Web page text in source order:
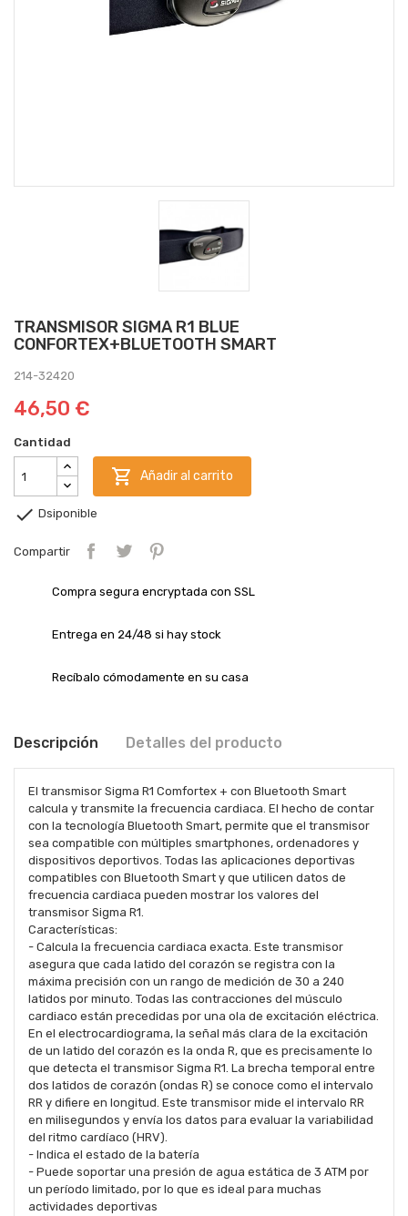
TRANSMISOR SIGMA R1 BLUE
CONFORTEX+BLUETOOTH SMART
214-32420
46,50 €
Cantidad
 Añadir al carrito
 Dsiponible
Compartir
Compra segura encryptada con SSL
Entrega en 24/48 si hay stock
Recíbalo cómodamente en su casa
Descripción Detalles del producto
El transmisor Sigma R1 Comfortex + con Bluetooth Smart
calcula y transmite la frecuencia cardiaca. El hecho de contar
con la tecnología Bluetooth Smart, permite que el transmisor
sea compatible con múltiples smartphones, ordenadores y
dispositivos deportivos. Todas las aplicaciones deportivas
compatibles con Bluetooth Smart y que utilicen datos de
frecuencia cardiaca pueden mostrar los valores del
transmisor Sigma R1.
Características:
- Calcula la frecuencia cardiaca exacta. Este transmisor
asegura que cada latido del corazón se registra con la
máxima precisión con un rango de medición de 30 a 240
latidos por minuto. Todas las contracciones del músculo
cardiaco están precedidas por una ola de excitación eléctrica.
En el electrocardiograma, la señal más clara de la excitación
de un latido del corazón es la onda R, que es precisamente lo
que detecta el transmisor Sigma R1. La brecha temporal entre
dos latidos de corazón (ondas R) se conoce como el intervalo
RR y difiere en longitud. Este transmisor mide el intervalo RR
en milisegundos y envía los datos para evaluar la variabilidad
del ritmo cardíaco (HRV).
- Indica el estado de la batería
- Puede soportar una presión de agua estática de 3 ATM por
un período limitado, por lo que es ideal para muchas
actividades deportivas